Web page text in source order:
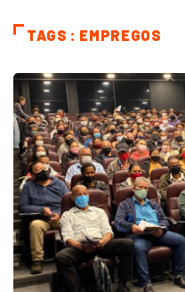
TAGS : EMPREGOS